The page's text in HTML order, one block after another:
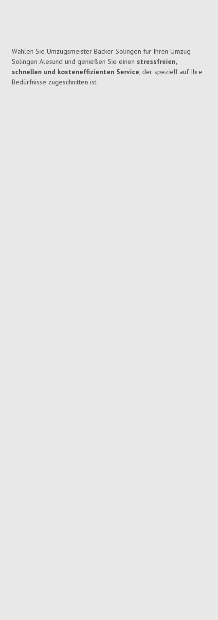
Wählen Sie Umzugsmeister Bäcker Solingen für Ihren Umzug
Solingen Alesund und genießen Sie einen stressfreien,
schnellen und kosteneffizienten Service, der speziell auf Ihre
Bedürfnisse zugeschnitten ist.